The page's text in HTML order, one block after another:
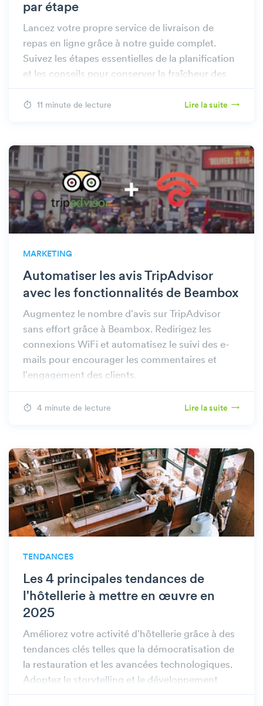
par étape
Lancez votre propre service de livraison de
repas en ligne grâce à notre guide complet.
Suivez les étapes essentielles de la planification
et les conseils pour conserver la fraîcheur des
aliments pendant la livraison.
11 minute de lecture Lire la suite
MARKETING
Automatiser les avis TripAdvisor
avec les fonctionnalités de Beambox
Augmentez le nombre d'avis sur TripAdvisor
sans effort grâce à Beambox. Redirigez les
connexions WiFi et automatisez le suivi des e-
mails pour encourager les commentaires et
l'engagement des clients.
4 minute de lecture Lire la suite
TENDANCES
Les 4 principales tendances de
l'hôtellerie à mettre en œuvre en
2025
Améliorez votre activité d'hôtellerie grâce à des
tendances clés telles que la démocratisation de
la restauration et les avancées technologiques.
Adoptez le storytelling et le développement
durable pour réussir !